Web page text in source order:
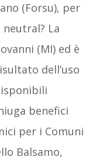
(Forsu), per
La
(MI) ed è
dell’uso
benefici
per i Comuni
Balsamo,